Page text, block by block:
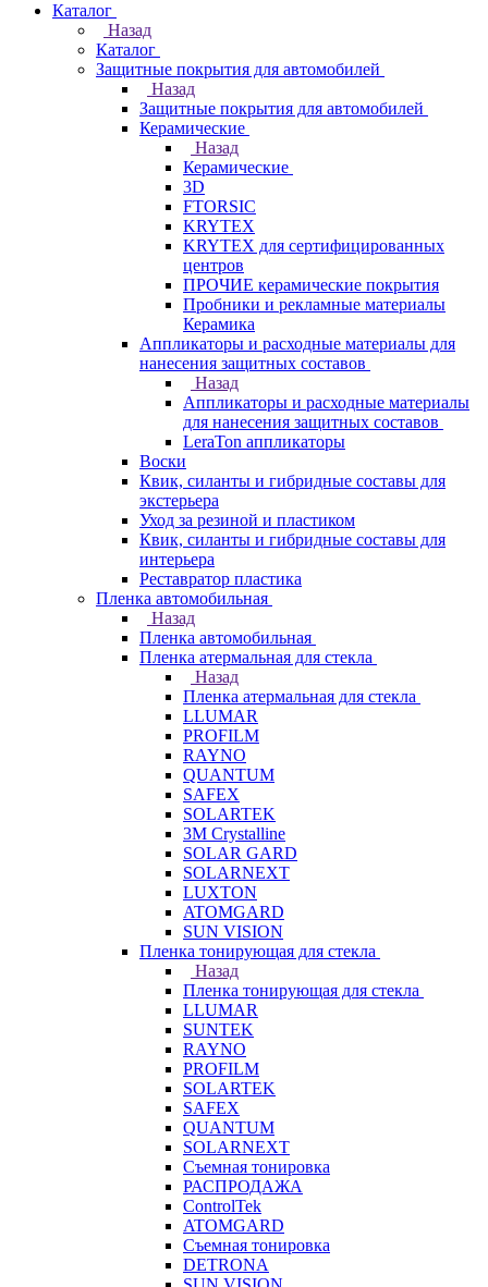
Каталог
Назад
Каталог
Защитные покрытия для автомобилей
Назад
Защитные покрытия для автомобилей
Керамические
Назад
Керамические
3D
FTORSIC
KRYTEX
KRYTEX для сертифицированных
центров
ПРОЧИЕ керамические покрытия
Пробники и рекламные материалы
Керамика
Аппликаторы и расходные материалы для
нанесения защитных составов
Назад
Аппликаторы и расходные материалы
для нанесения защитных составов
LeraTon аппликаторы
Воски
Квик, силанты и гибридные составы для
экстерьера
Уход за резиной и пластиком
Квик, силанты и гибридные составы для
интерьера
Реставратор пластика
Пленка автомобильная
Назад
Пленка автомобильная
Пленка атермальная для стекла
Назад
Пленка атермальная для стекла
LLUMAR
PROFILM
RAYNO
QUANTUM
SAFEX
SOLARTEK
3M Crystalline
SOLAR GARD
SOLARNEXT
LUXTON
ATOMGARD
SUN VISION
Пленка тонирующая для стекла
Назад
Пленка тонирующая для стекла
LLUMAR
SUNTEK
RAYNO
PROFILM
SOLARTEK
SAFEX
QUANTUM
SOLARNEXT
Съемная тонировка
РАСПРОДАЖА
ControlTek
ATOMGARD
Съемная тонировка
DETRONA